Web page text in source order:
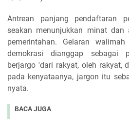
Antrean panjang pendaftaran
seakan menunjukkan minat
pemerintahan. Gelaran
demokrasi dianggap sebagai
berjargo 'dari rakyat, oleh rakyat,
pada kenyataanya, jargon itu
nyata.
BACA JUGA